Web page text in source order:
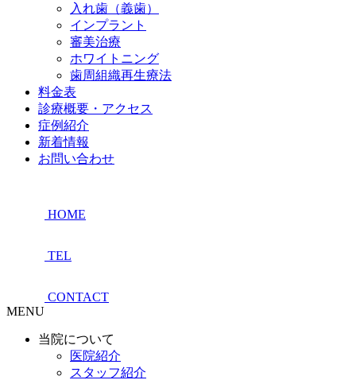
入れ歯（義歯）
インプラント
審美治療
ホワイトニング
歯周組織再生療法
料金表
診療概要・アクセス
症例紹介
新着情報
お問い合わせ
HOME
TEL
CONTACT
MENU
当院について
医院紹介
スタッフ紹介